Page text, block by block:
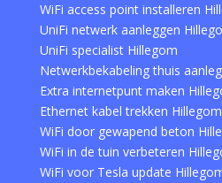
WiFi access point installeren
UniFi netwerk aanleggen
UniFi specialist Hillegom
Netwerkbekabeling thuis
Extra internetpunt maken
Ethernet kabel trekken Hillegom
WiFi door gewapend beton
WiFi in de tuin verbeteren
WiFi voor Tesla update